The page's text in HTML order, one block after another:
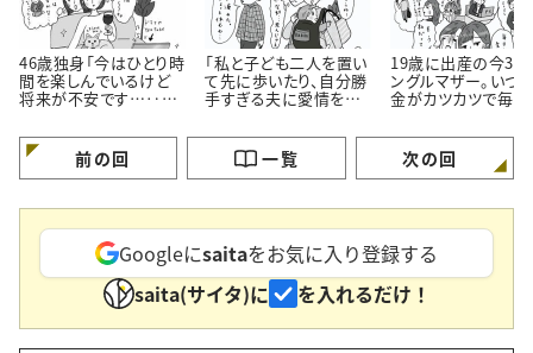
46歳独身「今はひとり時
間を楽しんでいるけど
将来が不安です…‥。」
ォー人生お悩み相談
「私と子ども二人を置い
て先に歩いたり、自分勝
手すぎる夫に愛情をも
さぎのアラフォー人生お
悩み相談
19歳に出産の今36
ングルマザー。いつ
金がカツカツで毎
生お悩み相談
前の回 一覧 次の回
Googleにsaitaをお気に入り登録する
saita(サイタ)に
を入れるだけ！